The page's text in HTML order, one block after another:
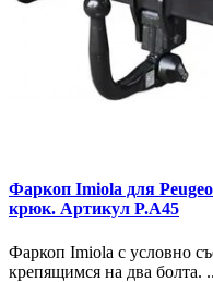
Фаркоп Imiola для
крюк. Артикул P.A45
Фаркоп Imiola с условно
крепящимся на два болта. ..